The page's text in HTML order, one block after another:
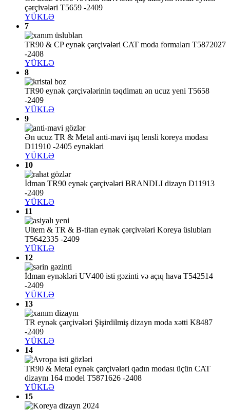
çərçivələri T5659 -2409
YÜKLƏ
7
TR90 & CP eynək çərçivələri CAT moda formaları T5872027
-2408
YÜKLƏ
8
TR90 eynək çərçivələrinin təqdimatı ən ucuz yeni T5658
-2409
YÜKLƏ
9
Ən ucuz TR & Metal anti-mavi işıq lensli koreya modası
D11910 -2405 eynəkləri
YÜKLƏ
10
İdman TR90 eynək çərçivələri BRANDLI dizayn D11913
-2409
YÜKLƏ
11
Ultem & TR & B-titan eynək çərçivələri Koreya üslubları
T5642335 -2409
YÜKLƏ
12
İdman eynəkləri UV400 isti gəzinti və açıq hava T542514
-2409
YÜKLƏ
13
TR eynək çərçivələri Şişirdilmiş dizayn moda xətti K8487
-2409
YÜKLƏ
14
TR90 & Metal eynək çərçivələri qadın modası üçün CAT
dizaynı 164 model T5871626 -2408
YÜKLƏ
15